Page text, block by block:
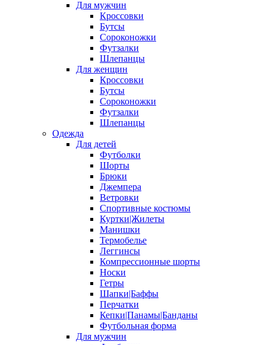
Для мужчин
Кроссовки
Бутсы
Сороконожки
Футзалки
Шлепанцы
Для женщин
Кроссовки
Бутсы
Сороконожки
Футзалки
Шлепанцы
Одежда
Для детей
Футболки
Шорты
Брюки
Джемпера
Ветровки
Спортивные костюмы
Куртки|Жилеты
Манишки
Термобелье
Леггинсы
Компрессионные шорты
Носки
Гетры
Шапки|Баффы
Перчатки
Кепки|Панамы|Банданы
Футбольная форма
Для мужчин